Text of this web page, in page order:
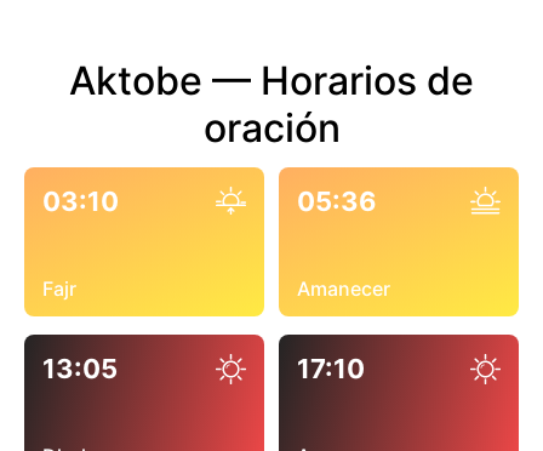
Aktobe — Horarios de
oración
03:10
Fajr
05:36
Amanecer
13:05 17:10